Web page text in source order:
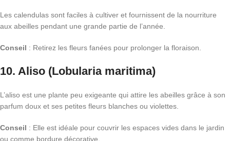
Les calendulas sont faciles à cultiver et fournissent de la nourriture
aux abeilles pendant une grande partie de l’année.
Conseil : Retirez les fleurs fanées pour prolonger la floraison.
10. Aliso (Lobularia maritima)
L’aliso est une plante peu exigeante qui attire les abeilles grâce à son
parfum doux et ses petites fleurs blanches ou violettes.
Conseil : Elle est idéale pour couvrir les espaces vides dans le jardin
ou comme bordure décorative.